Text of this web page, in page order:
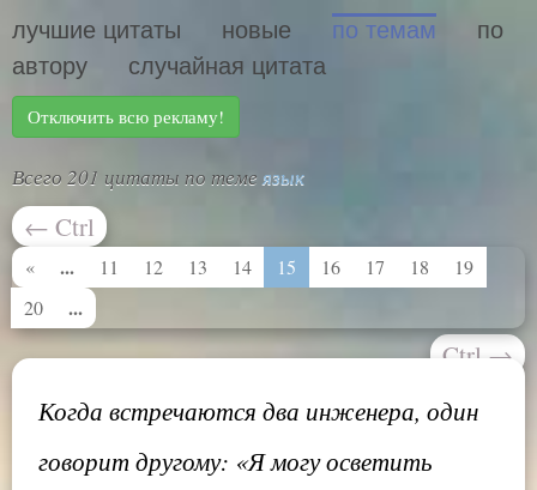
лучшие цитаты новые по темам
по
автору
случайная цитата
Отключить всю рекламу!
Всего 201 цитаты по теме язык
← Ctrl
« ... 11 12 13 14 15 16 17 18
19
20
...
Ctrl →
Когда встречаются два инженера, один
говорит другому: «Я могу осветить